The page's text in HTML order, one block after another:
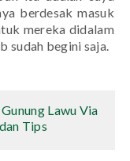
berdesak masuk
mereka didalam
sudah begini saja.
Lawu Via
Tips